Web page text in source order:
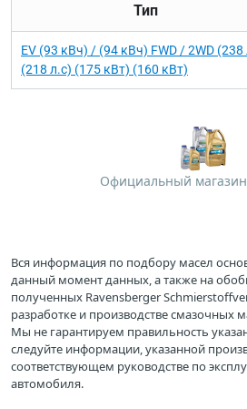
Тип
EV (93 кВч) / (94 кВч) FWD / 2WD (238
(218 л.с) (175 кВт) (160 кВт)
Официальный магазин
Вся информация по подбору масел
данный момент данных, а также на
полученных Ravensberger
разработке и производстве смазочных
Мы не гарантируем правильность
следуйте информации, указанной
соответствующем руководстве по
автомобиля.